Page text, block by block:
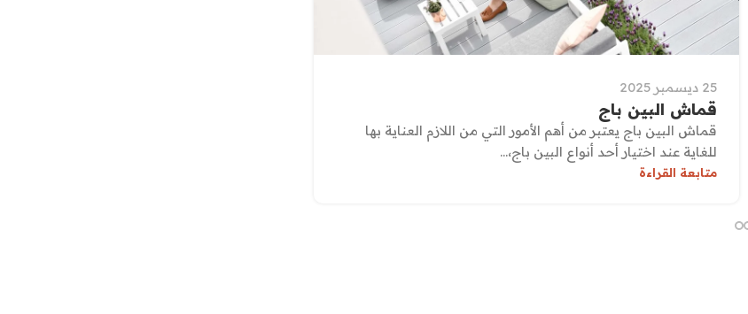
25 ديسمبر 2025
قماش البين باج
قماش البين باج يعتبر من أهم الأمور التي من اللازم العناية بها
للغاية عند اختيار أحد أنواع البين باج،...
متابعة القراءة